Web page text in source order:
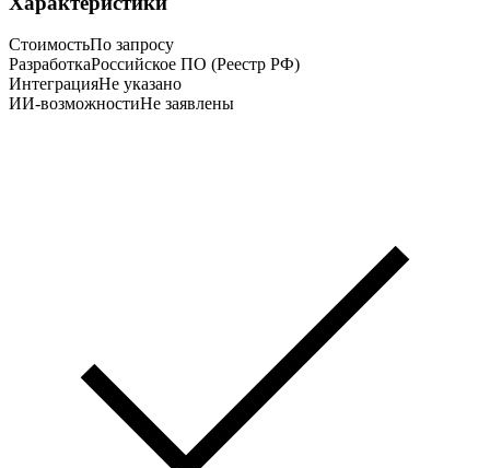
СтоимостьПо запросу
РазработкаРоссийское ПО (Реестр РФ)
ИнтеграцияНе указано
ИИ-возможностиНе заявлены